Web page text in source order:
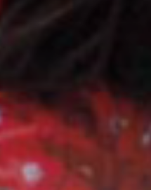
ÚVALSKÉ KOUPALIŠTĚ